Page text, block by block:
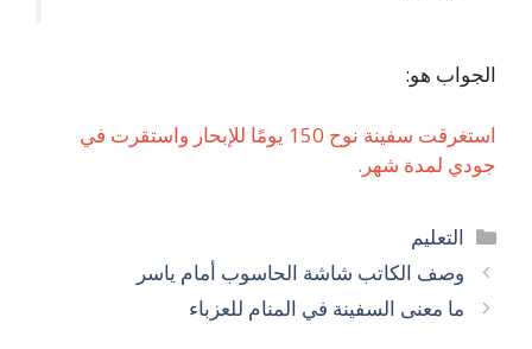
الجواب هو:
استغرقت سفينة نوح 150 يومًا للإبحار واستقرت في
جودي لمدة شهر.
التصنيفات
التعليم
وصف الكاتب شاشة الحاسوب أمام ياسر
ما معنى السفينة في المنام للعزباء